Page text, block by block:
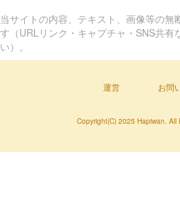
当サイトの内容、テキスト、画像等の無
す（URLリンク・キャプチャ・SNS共有
い）。
運営 お問
Copyright(C) 2025 Hapiwan. All